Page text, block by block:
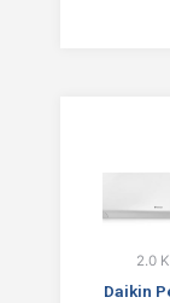
2.0
Daikin